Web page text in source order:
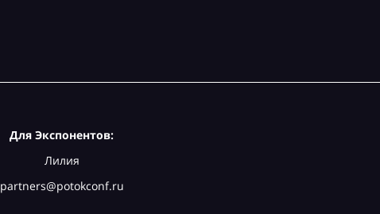
Для Экспонентов:
Лилия
partners@potokconf.ru